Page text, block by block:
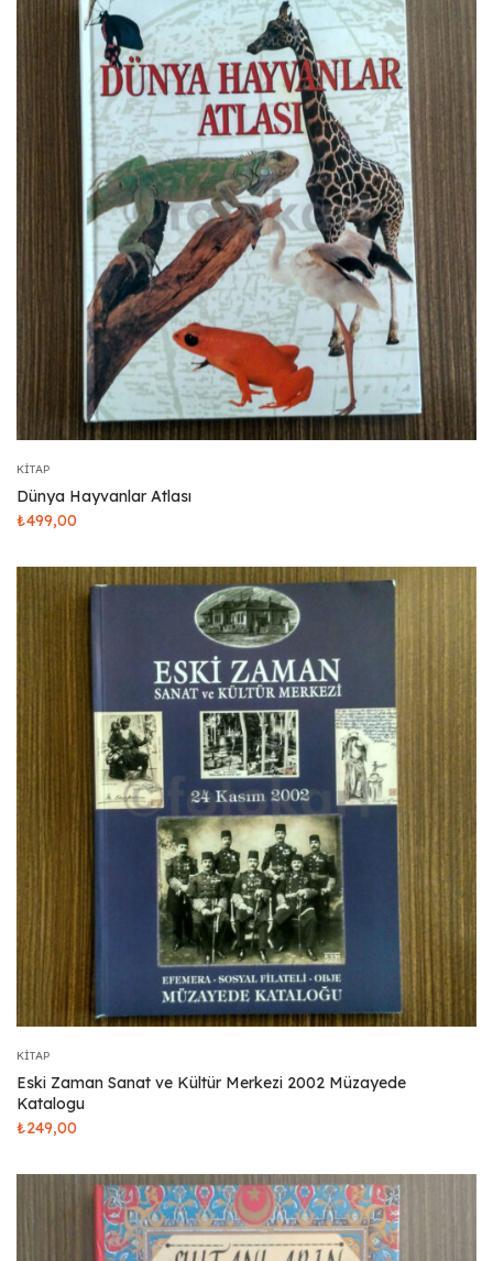
KITAP
Dünya Hayvanlar Atlası
₺499,00
KITAP
Eski Zaman Sanat ve Kültür Merkezi 2002 Müzayede
Katalogu
₺249,00